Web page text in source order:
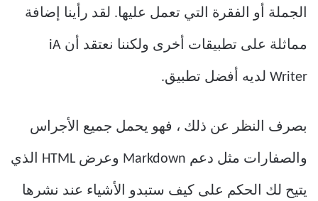
الجملة أو الفقرة التي تعمل عليها. لقد رأينا إضافة
مماثلة على تطبيقات أخرى ولكننا نعتقد أن iA
Writer لديه أفضل تطبيق.
بصرف النظر عن ذلك ، فهو يحمل جميع الأجراس
والصفارات مثل دعم Markdown وعرض HTML الذي
يتيح لك الحكم على كيف ستبدو الأشياء عند نشرها